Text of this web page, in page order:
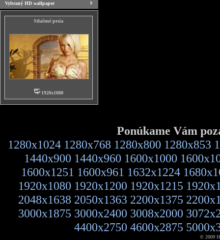
Vybraný HD wallpaper
Stlačené prsia
1920x1080
Ponúkame Vám
1280x1024 1280x768 1280x800 1280x853
1440x900 1440x960 1600x1000
1600x1251 1600x961 1632x1224
1920x1080 1920x1200 1920x1215
2048x1638 2050x1363 2200x1375
3000x1875 3000x2400 3008x2000
4400x2750 4600x2875
© 2009